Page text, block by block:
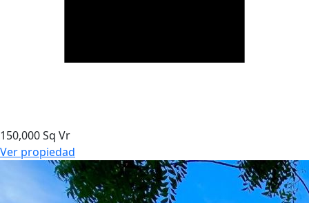
150,000 Sq Vr
Ver propiedad